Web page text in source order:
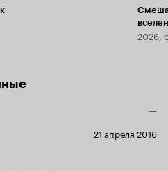
2026,
—
21 апреля 2016